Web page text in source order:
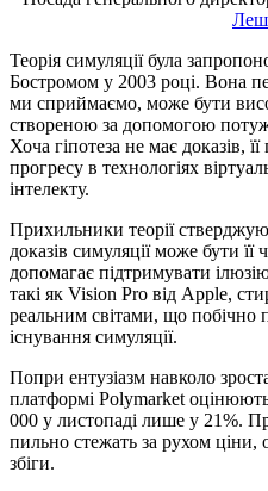
Теорія симуляції була
Бостромом у 2003 році. Вона
ми сприймаємо, може бути
створеною за допомогою
Хоча гіпотеза не має доказів,
прогресу в технологіях
інтелекту.
Прихильники теорії
доказів симуляції може бути
допомагає підтримувати
такі як Vision Pro від Apple,
реальним світами, що побічно
існування симуляції.
Попри ентузіазм навколо
платформі Polymarket
000 у листопаді лише у 21%.
пильно стежать за рухом ціни,
збіги.